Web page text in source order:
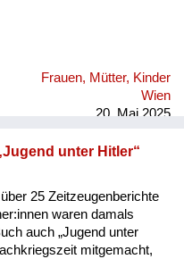
die Reaktion der
mir Beifall geklatscht.
Frauen, Mütter, Kinder
Wien
20. Mai 2025
unter Hitler“
25 Zeitzeugenberichte
waren damals
auch „Jugend unter
mitgemacht,